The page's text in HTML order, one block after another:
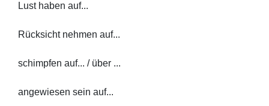
Lust haben auf...
Rücksicht nehmen auf...
schimpfen auf... / über ...
angewiesen sein auf...